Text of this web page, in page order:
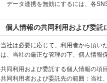
データ連携を無効にするには、各
個人情報の共同利用および委託
当社は必要に応じて、利用者から頂い
は、当社の厳正な管理の下、個人情報
共同利用および委託する個人情報の項
共同利用者および委託先の範囲：当社